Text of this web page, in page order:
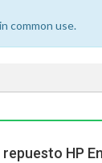
common use.
HP